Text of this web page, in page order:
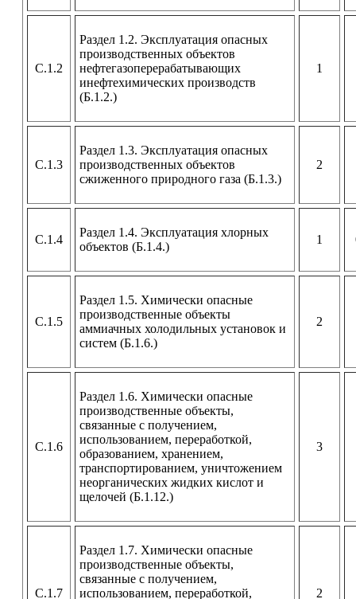
С.1.2
Раздел 1.2. Эксплуатация опасных
производственных объектов
нефтегазоперерабатывающих
инефтехимических производств
(Б.1.2.)
1
С.1.3
Раздел 1.3. Эксплуатация опасных
производственных объектов
сжиженного природного газа (Б.1.3.)
2
С.1.4
Раздел 1.4. Эксплуатация хлорных
объектов (Б.1.4.)
1
С.1.5
Раздел 1.5. Химически опасные
производственные объекты
аммиачных холодильных установок и
систем (Б.1.6.)
2
С.1.6
Раздел 1.6. Химически опасные
производственные объекты,
связанные с получением,
использованием, переработкой,
образованием, хранением,
транспортированием, уничтожением
неорганических жидких кислот и
щелочей (Б.1.12.)
3
С.1.7
Раздел 1.7. Химически опасные
производственные объекты,
связанные с получением,
использованием, переработкой,
2